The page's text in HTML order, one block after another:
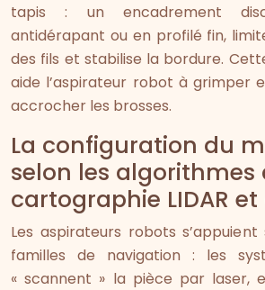
tapis : un encadrement
antidérapant ou en profilé fin,
des fils et stabilise la bordure.
aide l’aspirateur robot à grimper
accrocher les brosses.
La configuration du
selon les algorithmes
cartographie LIDAR
Les aspirateurs robots
familles de navigation : les
« scannent » la pièce par laser,